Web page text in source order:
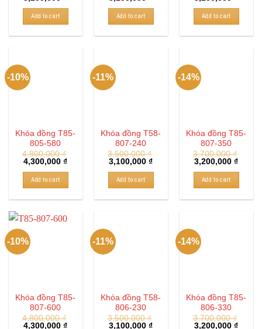
Add to cart Add to cart Add to cart
-10%
Khóa đồng T85-
805-580
4,800,000₫
4,300,000₫
Add to cart
-11%
Khóa đồng T58-
807-240
3,500,000₫
3,100,000₫
Add to cart
-14%
Khóa đồng T85-
807-350
3,700,000₫
3,200,000₫
Add to cart
-10%
Khóa đồng T85-
807-600
4,800,000₫
4,300,000₫
-11%
Khóa đồng T58-
806-230
3,500,000₫
3,100,000₫
-14%
Khóa đồng T85-
806-330
3,700,000₫
3,200,000₫